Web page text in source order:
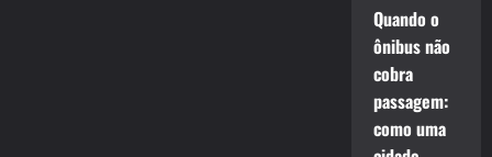
Quando o
ônibus não
cobra
passagem:
como uma